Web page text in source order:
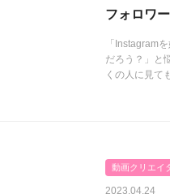
フォロワ
「Instagram
だろう？」と
くの人に見て
動画クリエイ
2023.04.24